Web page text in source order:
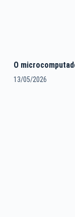
O
13/05/2026